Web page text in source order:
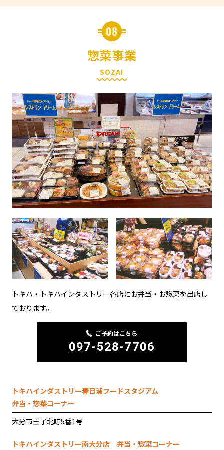
08
惣菜事業
SOZAI
トキハ・トキハインダストリー各店にお弁当・お惣菜を出店し
ております。
ご予約はこちら
097-528-7706
トキハインダストリー春日浦フードスタジアム
弁当・惣菜コーナー
大分市王子北町5番1号
トキハインダストリー南大分店 弁当・惣菜コーナー